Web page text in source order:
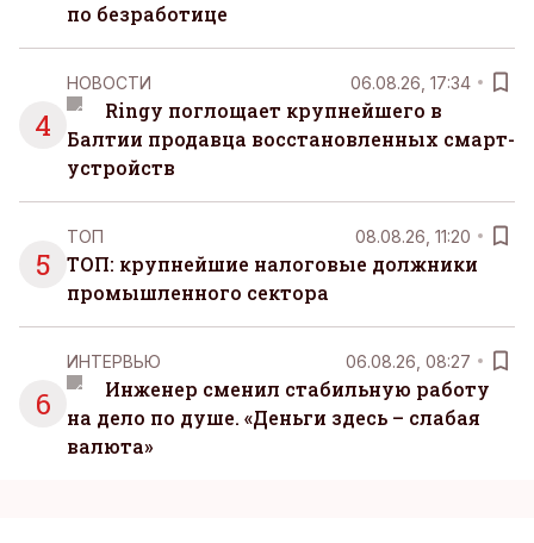
по безработице
4
НОВОСТИ 06.08.26, 17:34
Ringy поглощает крупнейшего в
Балтии продавца восстановленных смарт-
устройств
5
ТОП 08.08.26, 11:20
ТОП: крупнейшие налоговые должники
промышленного сектора
6
ИНТЕРВЬЮ 06.08.26, 08:27
Инженер сменил стабильную работу
на дело по душе. «Деньги здесь – слабая
валюта»